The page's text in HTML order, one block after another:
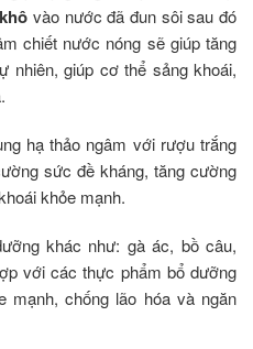
vào nước đã đun sôi sau đó
chiết nước nóng sẽ giúp tăng
nhiên, giúp cơ thể sảng khoái,
hạ thảo ngâm với rượu trắng
sức đề kháng, tăng cường
khỏe mạnh.
khác như: gà ác, bồ câu,
với các thực phẩm bổ dưỡng
mạnh, chống lão hóa và ngăn